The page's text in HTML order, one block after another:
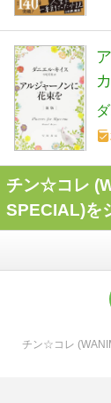
チン☆コレ
SPECIAL)を
チン☆コレ